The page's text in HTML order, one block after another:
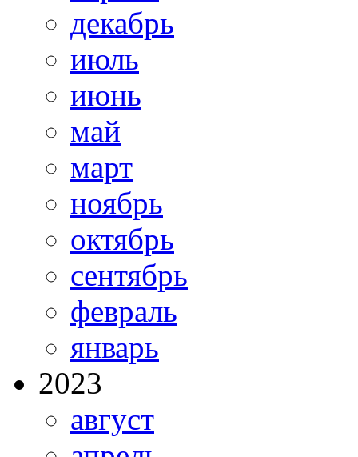
декабрь
июль
июнь
май
март
ноябрь
октябрь
сентябрь
февраль
январь
2023
август